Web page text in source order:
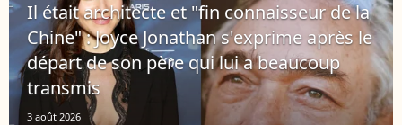
Il était architecte et "fin connaisseur de la
Chine" : Joyce Jonathan s'exprime après le
départ de son père qui lui a beaucoup
transmis
3 août 2026